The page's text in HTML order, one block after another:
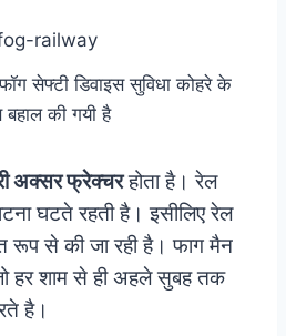
सेफ्टी डिवाइस सुविधा कोहरे के
बहाल की गयी है
अक्सर फ्रेक्चरहोता है। रेल
घटते रहती है। इसीलिए रेल
रूप से की जा रही है। फाग मैन
हर शाम से ही अहले सुबह तक
है।